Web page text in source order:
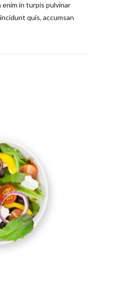
in turpis pulvinar
quis, accumsan